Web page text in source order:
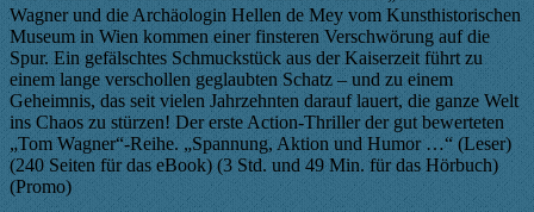
Wagner und die Archäologin Hellen de Mey vom Kunsthistorischen
Museum in Wien kommen einer finsteren Verschwörung auf die
Spur. Ein gefälschtes Schmuckstück aus der Kaiserzeit führt zu
einem lange verschollen geglaubten Schatz – und zu einem
Geheimnis, das seit vielen Jahrzehnten darauf lauert, die ganze Welt
ins Chaos zu stürzen! Der erste Action-Thriller der gut bewerteten
„Tom Wagner“-Reihe. „Spannung, Aktion und Humor …“ (Leser)
(240 Seiten für das eBook) (3 Std. und 49 Min. für das Hörbuch)
(Promo)